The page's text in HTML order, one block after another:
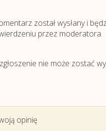
został wysłany i
przez moderatora.
nie może zostać
opinię